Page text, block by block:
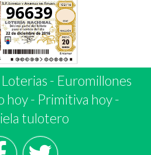
96639
- Euromillones
hoy- Primitiva hoy-
tulotero